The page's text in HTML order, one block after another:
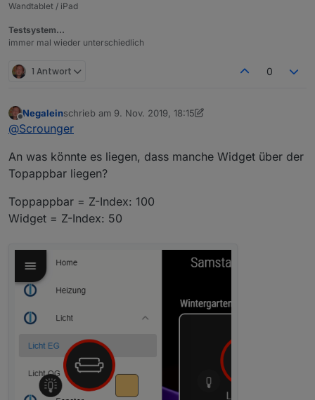
Wandtablet / iPad
Testsystem…
immer mal wieder unterschiedlich
1 Antwort 0
Offline
Negaleinschrieb am 9. Nov. 2019, 18:15
zuletzt editiert von Negalein 11. Sept. 2019, 19:16
@Scrounger
An was könnte es liegen, dass manche Widget über der
Topappbar liegen?
Toppappbar = Z-Index: 100
Widget = Z-Index: 50